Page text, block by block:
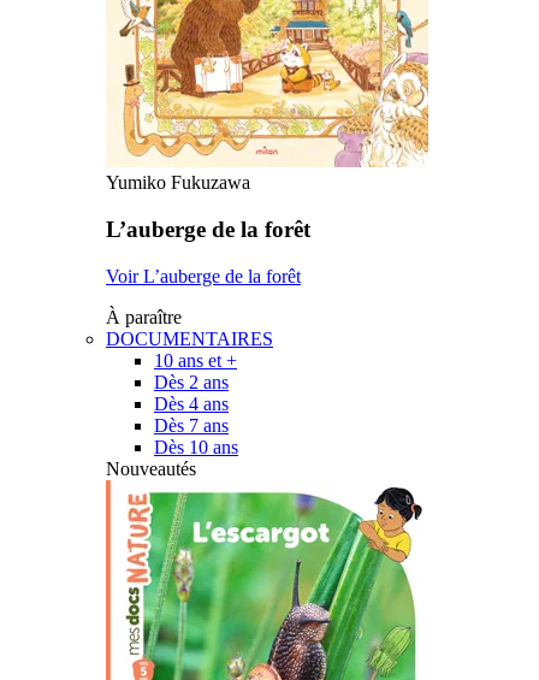
Yumiko Fukuzawa
L’auberge de la forêt
Voir L’auberge de la forêt
À paraître
DOCUMENTAIRES
10 ans et +
Dès 2 ans
Dès 4 ans
Dès 7 ans
Dès 10 ans
Nouveautés